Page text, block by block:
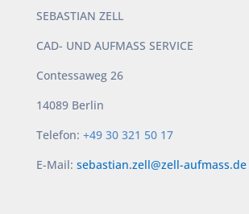
SEBASTIAN ZELL
CAD- UND AUFMASS SERVICE
Contessaweg 26
14089 Berlin
Telefon: +49 30 321 50 17
E-Mail: sebastian.zell@zell-aufmass.de